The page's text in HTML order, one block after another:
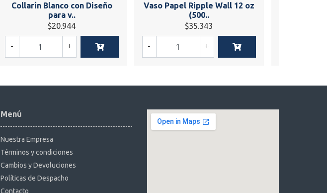
Collarín Blanco con Diseño
para v..
$20.944
+
-
Vaso Papel Ripple Wall 12 oz
(500..
$35.343
+
-
Menú
Nuestra Empresa
Términos y condiciones
Cambios y Devoluciones
Políticas de Despacho
Contacto